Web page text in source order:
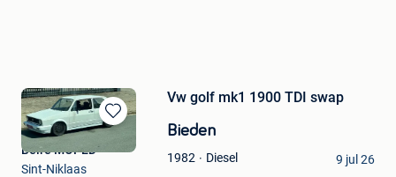
Bewaren
in
Mijn
Vw golf mk1 1900 TDI swap
Bieden
1982 Diesel
Beire MOPED
Sint-Niklaas
9 jul 26